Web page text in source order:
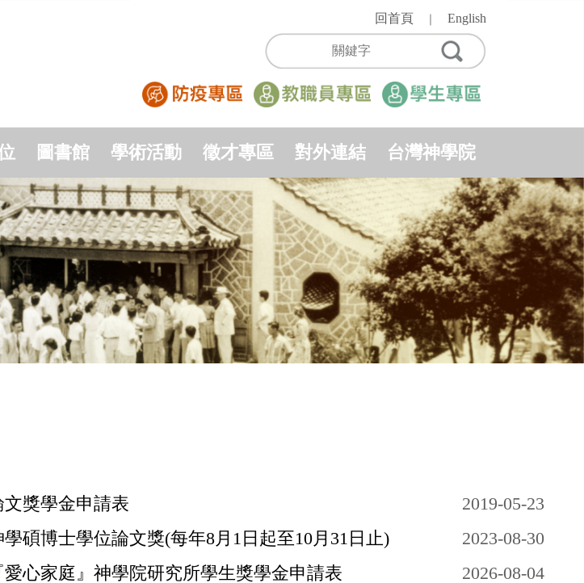
回首頁 ｜English
圖書館 學術活動 徵才專區 對外連結 台灣神學院
獎學金申請表
2019-05-23
碩博士學位論文獎(每年8月1日起至10月31日止)
2023-08-30
心家庭』神學院研究所學生獎學金申請表
2026-08-04